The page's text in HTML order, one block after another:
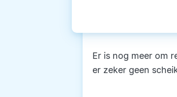
Er is nog meer om
er zeker geen